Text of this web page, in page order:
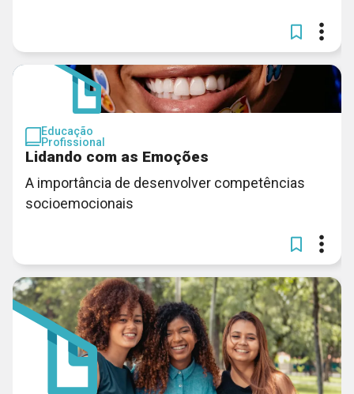
Educação
Profissional
Lidando com as Emoções
A importância de desenvolver competências
socioemocionais